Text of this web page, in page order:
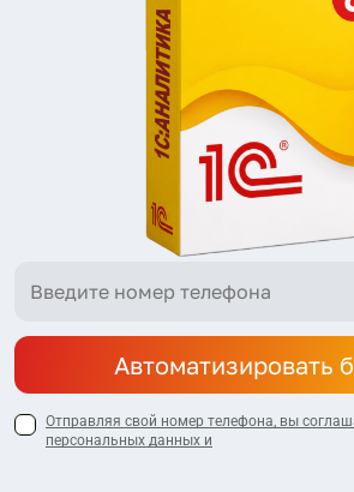
Автоматизировать
Отправляя свой номер телефона, вы
персональных данных и